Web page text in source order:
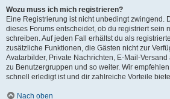
Wozu muss ich mich registrieren?
Eine Registrierung ist nicht unbedingt zwingend.
dieses Forums entscheidet, ob du registriert sein
schreiben. Auf jeden Fall erhältst du als
zusätzliche Funktionen, die Gästen nicht zur
Avatarbilder, Private Nachrichten, E-Mail-
zu Benutzergruppen und so weiter. Wir
schnell erledigt ist und dir zahlreiche Vorteile
Nach oben